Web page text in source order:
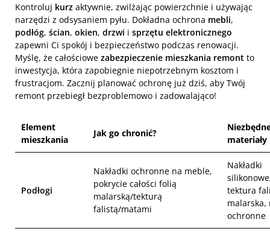
Kontroluj kurz aktywnie, zwilżając powierzchnie i używając
narzędzi z odsysaniem pyłu. Dokładna ochrona mebli,
podłóg, ścian, okien, drzwi i sprzętu elektronicznego
zapewni Ci spokój i bezpieczeństwo podczas renowacji.
Myślę, że całościowe zabezpieczenie mieszkania remont to
inwestycja, która zapobiegnie niepotrzebnym kosztom i
frustracjom. Zacznij planować ochronę już dziś, aby Twój
remont przebiegł bezproblemowo i zadowalająco!
Element
mieszkania
Jak go chronić?
materiały
Podłogi
Nakładki ochronne na meble,
pokrycie całości folią
malarską/tekturą
falistą/matami
Nakładki
tektura
malarska,
ochronne